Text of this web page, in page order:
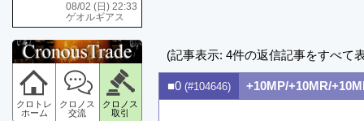
08/02 (日) 22:33
ゲオルギアス
クロトレ
ホーム
クロノス
交流
クロノス
取引
(記事表示: 4件の返信記事をすべて
■0 (#104646) +10MP/+10MR/